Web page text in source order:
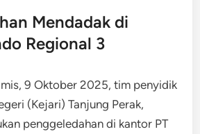
Mendadak di
Regional 3
9 Oktober 2025, tim penyidik
(Kejari) Tanjung Perak,
penggeledahan di kantor PT